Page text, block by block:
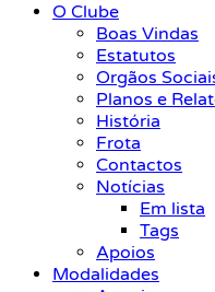
O Clube
Boas Vindas
Estatutos
Orgãos
Planos e
História
Frota
Contactos
Notícias
Em lista
Tags
Apoios
Modalidades